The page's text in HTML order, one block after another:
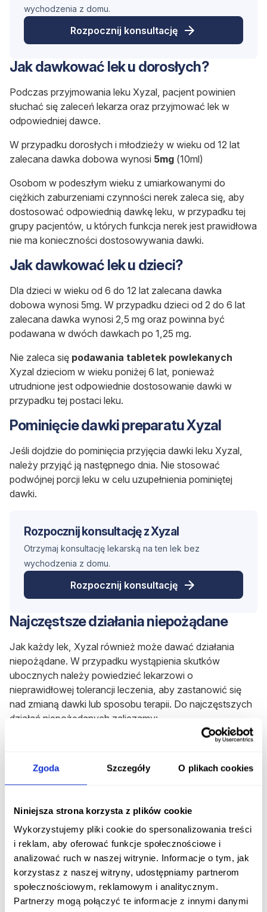
Zgoda Szczegóły O plikach cookies
Niniejsza strona korzysta z plików cookie
Wykorzystujemy pliki cookie do spersonalizowania treści
i reklam, aby oferować funkcje społecznościowe i
analizować ruch w naszej witrynie. Informacje o tym, jak
korzystasz z naszej witryny, udostępniamy partnerom
społecznościowym, reklamowym i analitycznym.
Partnerzy mogą połączyć te informacje z innymi danymi
wychodzenia z domu.
Rozpocznij konsultację
Jak dawkować lek u dorosłych?
Podczas przyjmowania leku Xyzal, pacjent powinien
słuchać się zaleceń lekarza oraz przyjmować lek w
odpowiedniej dawce.
W przypadku dorosłych i młodzieży w wieku od 12 lat
zalecana dawka dobowa wynosi 5mg (10ml)
Osobom w podeszłym wieku z umiarkowanymi do
ciężkich zaburzeniami czynności nerek zaleca się, aby
dostosować odpowiednią dawkę leku, w przypadku tej
grupy pacjentów, u których funkcja nerek jest prawidłowa
nie ma konieczności dostosowywania dawki.
Jak dawkować lek u dzieci?
Dla dzieci w wieku od 6 do 12 lat zalecana dawka
dobowa wynosi 5mg. W przypadku dzieci od 2 do 6 lat
zalecana dawka wynosi 2,5 mg oraz powinna być
podawana w dwóch dawkach po 1,25 mg.
Nie zaleca się podawania tabletek powlekanych
Xyzal dzieciom w wieku poniżej 6 lat, ponieważ
utrudnione jest odpowiednie dostosowanie dawki w
przypadku tej postaci leku.
Pominięcie dawki preparatu Xyzal
Jeśli dojdzie do pominięcia przyjęcia dawki leku Xyzal,
należy przyjąć ją następnego dnia. Nie stosować
podwójnej porcji leku w celu uzupełnienia pominiętej
dawki.
Rozpocznij konsultację z Xyzal
Otrzymaj konsultację lekarską na ten lek bez
wychodzenia z domu.
Rozpocznij konsultację
Najczęstsze działania niepożądane
Jak każdy lek, Xyzal również może dawać działania
niepożądane. W przypadku wystąpienia skutków
ubocznych należy powiedzieć lekarzowi o
nieprawidłowej tolerancji leczenia, aby zastanowić się
nad zmianą dawki lub sposobu terapii. Do najczęstszych
działań niepożądanych zaliczamy:
senność;
bóle mięśni.
Rzadziej występujące działania
niepożądane
Możliwe skutki uboczne pojawiające się z dużą mniejszą
częstotliwością to między innymi: